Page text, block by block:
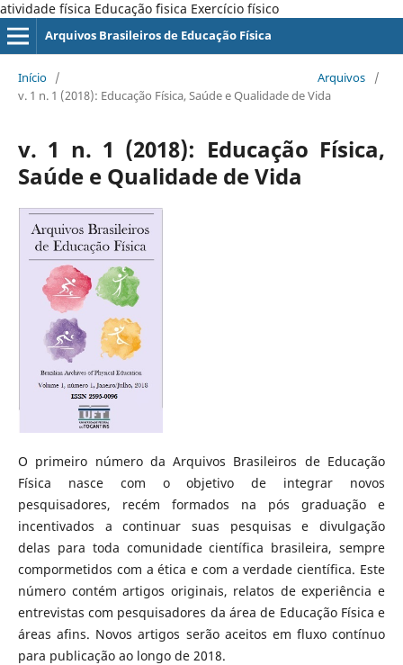
atividade física Educação ´fisica Exercício físico
Arquivos Brasileiros de Educação Física
Início / Arquivos
/
v. 1 n. 1 (2018): Educação Física, Saúde e Qualidade de Vida
v. 1 n. 1 (2018): Educação Física,
Saúde e Qualidade de Vida
O primeiro número da Arquivos Brasileiros de Educação
Física nasce com o objetivo de integrar novos
pesquisadores, recém formados na pós graduação e
incentivados a continuar suas pesquisas e divulgação
delas para toda comunidade científica brasileira, sempre
compormetidos com a ética e com a verdade científica. Este
número contém artigos originais, relatos de experiência e
entrevistas com pesquisadores da área de Educação Física e
áreas afins. Novos artigos serão aceitos em fluxo contínuo
para publicação ao longo de 2018.